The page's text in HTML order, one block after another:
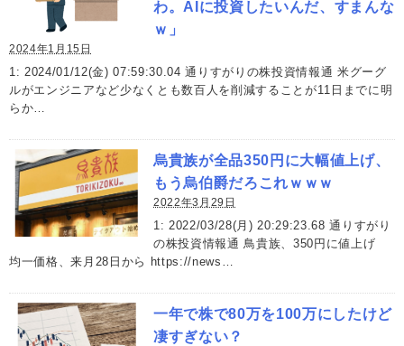
わ。AIに投資したいんだ、すまんな
ｗ」
2024年1月15日
1: 2024/01/12(金) 07:59:30.04 通りすがりの株投資情報通 米グーグ
ルがエンジニアなど少なくとも数百人を削減することが11日までに明
らか…
烏貴族が全品350円に大幅値上げ、
もう烏伯爵だろこれｗｗｗ
2022年3月29日
1: 2022/03/28(月) 20:29:23.68 通りすがり
の株投資情報通 鳥貴族、350円に値上げ
均一価格、来月28日から https://news…
一年で株で80万を100万にしたけど
凄すぎない？